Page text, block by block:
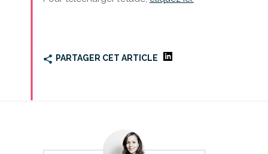
PARTAGER CET ARTICLE